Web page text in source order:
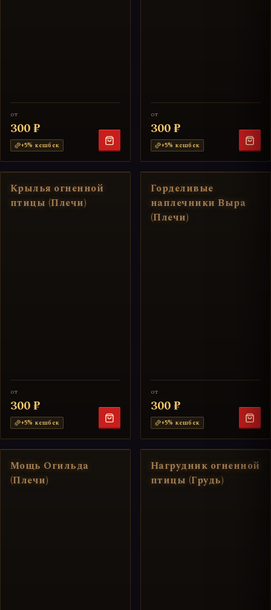
от
300 ₽
+5% кешбек
от
300 ₽
+5% кешбек
Крылья огненной
птицы (Плечи)
от
300 ₽
+5% кешбек
Горделивые
наплечники Выра
(Плечи)
от
300 ₽
+5% кешбек
Мощь Огильда
(Плечи)
Нагрудник огненной
птицы (Грудь)